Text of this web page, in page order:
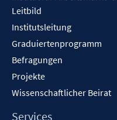
Leitbild
Institutsleitung
Graduiertenprogramm
Befragungen
Projekte
Wissenschaftlicher Beirat
Services